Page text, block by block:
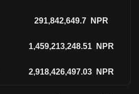
291,842,649.7 NPR
1,459,213,248.51 NPR
2,918,426,497.03 NPR